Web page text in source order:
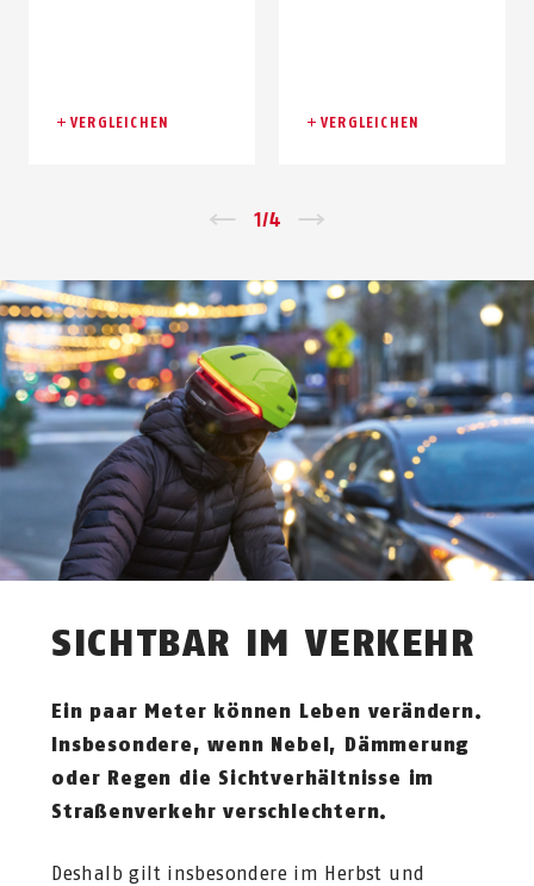
VERGLEICHEN VERGLEICHEN
Zurück
1/4
SICHTBAR IM VERKEHR
Ein paar Meter können Leben verändern.
Insbesondere, wenn Nebel, Dämmerung
oder Regen die Sichtverhältnisse im
Straßenverkehr verschlechtern.
Deshalb gilt insbesondere im Herbst und